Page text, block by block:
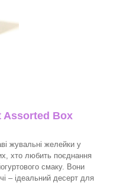
Assorted Box
жувальні желейки у
хто любить поєднання
смаку. Вони
– ідеальний десерт для